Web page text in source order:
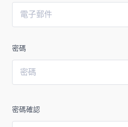
密碼
密碼確認